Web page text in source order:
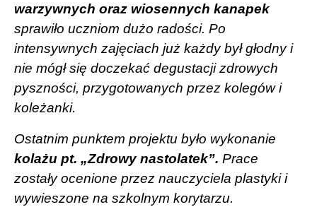
warzywnych oraz wiosennych kanapek
sprawiło uczniom dużo radości. Po
intensywnych zajęciach już każdy był głodny i
nie mógł się doczekać degustacji zdrowych
pyszności, przygotowanych przez kolegów i
koleżanki.
Ostatnim punktem projektu było wykonanie
kolażu pt. „Zdrowy nastolatek”. Prace
zostały ocenione przez nauczyciela plastyki i
wywieszone na szkolnym korytarzu.